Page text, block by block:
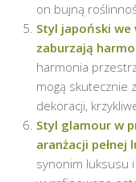
on bujną
Styl japoński we
zaburzają
harmonia
mogą skutecznie
dekoracji,
Styl glamour w
aranżacji pełnej
synonim luksusu